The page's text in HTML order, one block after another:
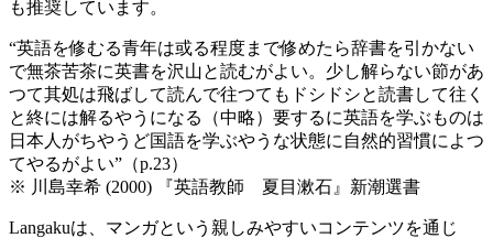
も推奨しています。
“英語を修むる青年は或る程度まで修めたら辞書を引かない
で無茶苦茶に英書を沢山と読むがよい。少し解らない節があ
つて其処は飛ばして読んで往つてもドシドシと読書して往く
と終には解るやうになる（中略）要するに英語を学ぶものは
日本人がちやうど国語を学ぶやうな状態に自然的習慣によつ
てやるがよい”（p.23）
※ 川島幸希 (2000) 『英語教師 夏目漱石』新潮選書
Langakuは、マンガという親しみやすいコンテンツを通じ